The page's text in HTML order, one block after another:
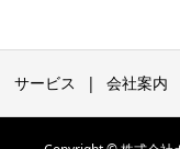
サービス 会社案内